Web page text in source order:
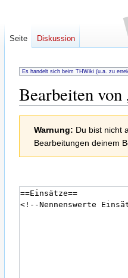
Es handelt sich beim THWiki (u.a. zu
Bearbeiten von
Navigation
springen
Suche
springen
Warnung: Du bist nicht
Bearbeitungen deinem
Seite Diskussion